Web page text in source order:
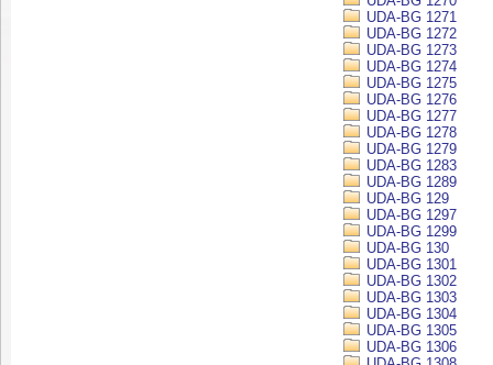
UDA-BG 1271
UDA-BG 1272
UDA-BG 1273
UDA-BG 1274
UDA-BG 1275
UDA-BG 1276
UDA-BG 1277
UDA-BG 1278
UDA-BG 1279
UDA-BG 1283
UDA-BG 1289
UDA-BG 129
UDA-BG 1297
UDA-BG 1299
UDA-BG 130
UDA-BG 1301
UDA-BG 1302
UDA-BG 1303
UDA-BG 1304
UDA-BG 1305
UDA-BG 1306